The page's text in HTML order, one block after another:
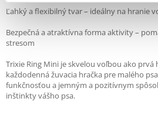
Ľahký a flexibilný tvar – ideálny na hranie
Bezpečná a atraktívna forma aktivity –
stresom
Trixie Ring Mini je skvelou voľbou ako prvá
každodenná žuvacia hračka pre malého
funkčnosťou a jemným a pozitívnym
inštinkty vášho psa.